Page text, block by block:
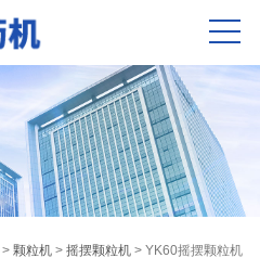
>颗粒机 >摇摆颗粒机 > YK60摇摆颗粒机